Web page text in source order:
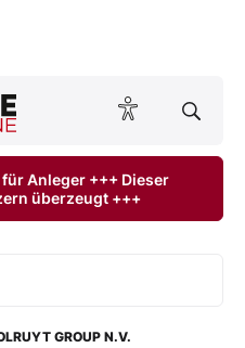
ONLINE lesen
Anleger +++ Dieser
überzeugt +++
GROUP N.V.